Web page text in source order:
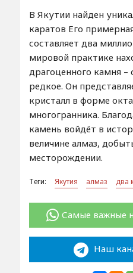
В Якутии найден
каратов Его
составляет два
мировой практике
драгоценного камня –
редкое. Он
кристалл в форме
многогранника.
камень войдёт в
величине алмаз,
месторождении.
Теги: Якутия алмаз два
Самые важные
Наш